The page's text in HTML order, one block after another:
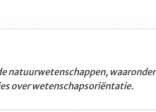
natuurwetenschappen, waaronder
over wetenschapsoriëntatie.